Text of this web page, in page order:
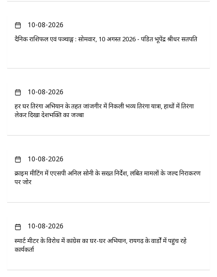
10-08-2026
दैनिक राशिफल एवं पञ्चाङ्ग : सोमवार, 10 अगस्त 2026 - पंडित भूपेंद्र श्रीधर सतपति
10-08-2026
हर घर तिरंगा अभियान के तहत जांजगीर में निकली भव्य तिरंगा यात्रा, हाथों में तिरंगा
लेकर दिखा देशभक्ति का जज्बा
10-08-2026
क्राइम मीटिंग में एएसपी अनिल सोनी के सख्त निर्देश, लंबित मामलों के जल्द निराकरण
पर जोर
10-08-2026
स्मार्ट मीटर के विरोध में कांग्रेस का घर-घर अभियान, रायगढ़ के वार्डों में पहुंच रहे
कार्यकर्ता